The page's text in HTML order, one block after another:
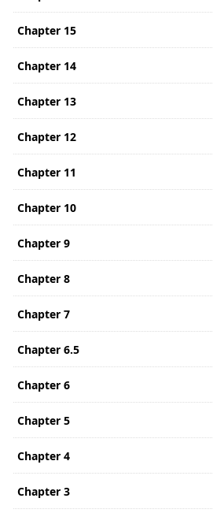
Chapter 15
Chapter 14
Chapter 13
Chapter 12
Chapter 11
Chapter 10
Chapter 9
Chapter 8
Chapter 7
Chapter 6.5
Chapter 6
Chapter 5
Chapter 4
Chapter 3